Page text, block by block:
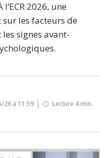
2026, une
les facteurs de
signes avant-
26 à 11:59
Lecture 4 min.